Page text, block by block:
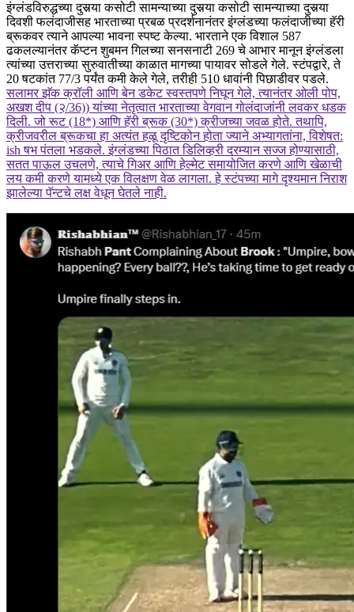
इंग्लंडविरुद्धच्या दुसर्‍या कसोटी सामन्याच्या दुसर्‍या कसोटी सामन्याच्या दुसर्‍या
दिवशी फलंदाजीसह भारताच्या प्रबळ प्रदर्शनानंतर इंग्लंडच्या फलंदाजीच्या हॅरी
ब्रूकवर त्याने आपल्या भावना स्पष्ट केल्या. भारताने एक विशाल 587
ढकलल्यानंतर कॅप्टन शुबमन गिलच्या सनसनाटी 269 चे आभार मानून इंग्लंडला
त्यांच्या उत्तराच्या सुरुवातीच्या काळात मागच्या पायावर सोडले गेले. स्टंपद्वारे, ते
20 षटकांत 77/3 पर्यंत कमी केले गेले, तरीही 510 धावांनी पिछाडीवर पडले.
सलामर झॅक क्रॉली आणि बेन डकेट स्वस्तपणे निघून गेले, त्यानंतर ओली पोप,
अखश दीप (२/36)) यांच्या नेतृत्वात भारताच्या वेगवान गोलंदाजांनी लवकर धडक
दिली. जो रूट (18*) आणि हॅरी ब्रूक (30*) क्रीजच्या जवळ होते. तथापि,
क्रीजवरील ब्रूकचा हा अत्यंत हळू दृष्टिकोन होता ज्याने अभ्यागतांना, विशेषत:
ish षभ पंतला भडकले. इंग्लंडच्या पिठात डिलिव्हरी दरम्यान सज्ज होण्यासाठी,
सतत पाऊल उचलणे, त्याचे गिअर आणि हेल्मेट समायोजित करणे आणि खेळाची
लय कमी करणे यामध्ये एक विलक्षण वेळ लागला. हे स्टंपच्या मागे दृश्यमान निराश
झालेल्या पॅन्टचे लक्ष वेधून घेतले नाही.